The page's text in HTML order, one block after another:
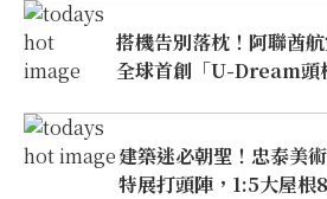
搭機告別落枕！阿聯酋
全球首創「U-Dream頭
建築迷必朝聖！忠泰美
特展打頭陣，1:5大屋根